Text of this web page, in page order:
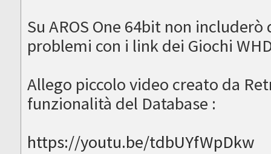
Su AROS One 64bit non
problemi con i link dei Giochi
Allego piccolo video creato da
funzionalità del Database :
https://youtu.be/tdbUYfWpDkw